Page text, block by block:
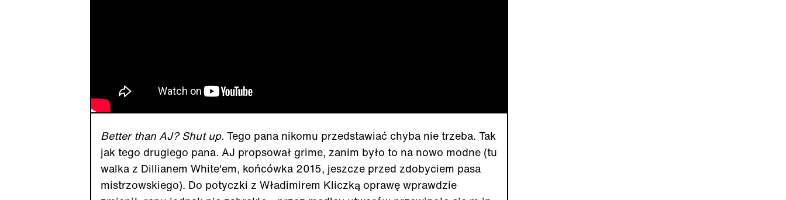
Better than AJ? Shut up. Tego pana nikomu przedstawiać chyba nie trzeba. Tak
jak tego drugiego pana. AJ propsował grime, zanim było to na nowo modne (tu
walka z Dillianem White'em, końcówka 2015, jeszcze przed zdobyciem pasa
mistrzowskiego). Do potyczki z Władimirem Kliczką oprawę wprawdzie